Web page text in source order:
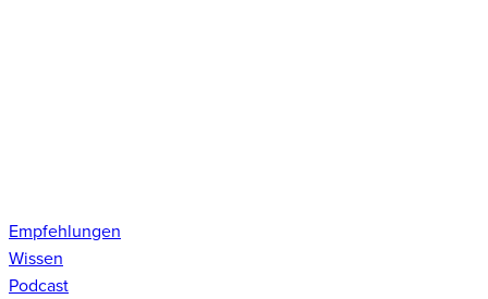
Empfehlungen
Wissen
Podcast